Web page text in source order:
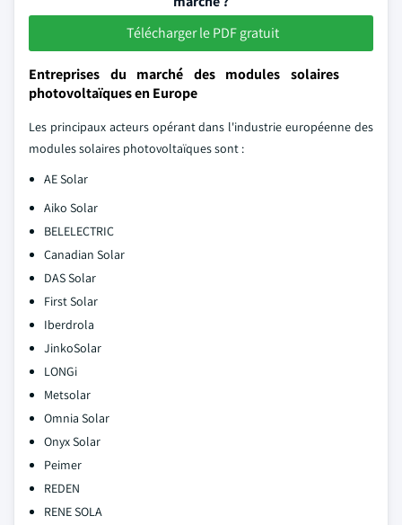
Télécharger le PDF gratuit
Entreprises du marché des modules solaires
photovoltaïques en Europe
Les principaux acteurs opérant dans l'industrie européenne des
modules solaires photovoltaïques sont :
AE Solar
Aiko Solar
BELELECTRIC
Canadian Solar
DAS Solar
First Solar
Iberdrola
JinkoSolar
LONGi
Metsolar
Omnia Solar
Onyx Solar
Peimer
REDEN
RENE SOLA